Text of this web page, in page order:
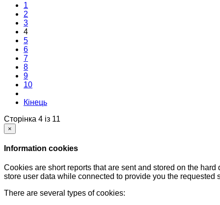
1
2
3
4
5
6
7
8
9
10
Кінець
Сторінка 4 із 11
×
Information cookies
Cookies are short reports that are sent and stored on the
store user data while connected to provide you the
There are several types of cookies: